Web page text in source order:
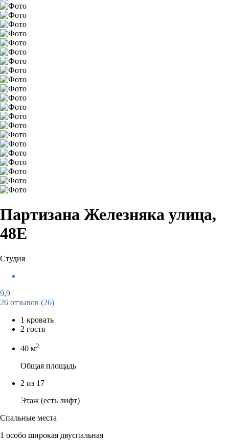
Партизана Железняка улица,
48Е
Студия
9,9
26 отзывов (26)
1 кровать
2 гостя
40 м2
Общая площадь
2 из 17
Этаж (есть лифт)
Спальные места
1 особо широкая двуспальная